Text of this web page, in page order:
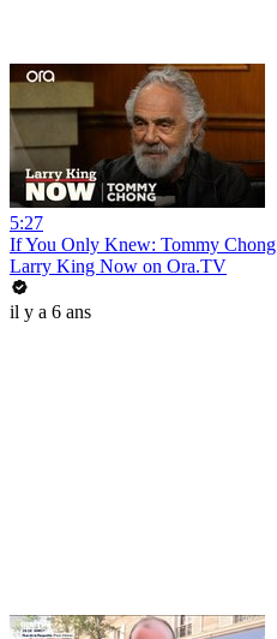
5:27
If You Only Knew: Tommy Chong
Larry King Now on Ora.TV
il y a 6 ans